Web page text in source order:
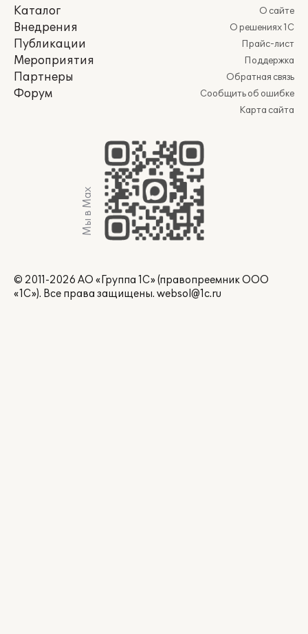
Каталог
Внедрения
Публикации
Мероприятия
Партнеры
Форум
О сайте
О решениях 1С
Прайс-лист
Поддержка
Обратная связь
Сообщить об ошибке
Карта сайта
Мы в Max
© 2011-2026 АО «Группа 1С» (правопреемник ООО
«1С»). Все права защищены. websol@1c.ru